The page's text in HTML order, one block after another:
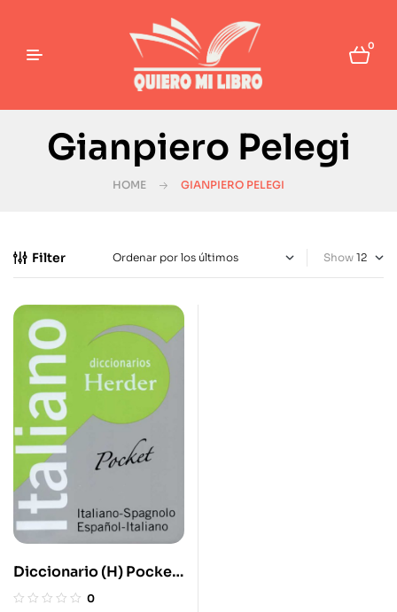
0
Gianpiero Pelegi
HOME GIANPIERO PELEGI
Filter Show
Diccionario (H) Pocket
Italiano. Español-
0